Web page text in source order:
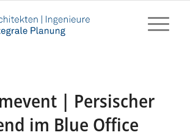
| Persischer
im Blue Office